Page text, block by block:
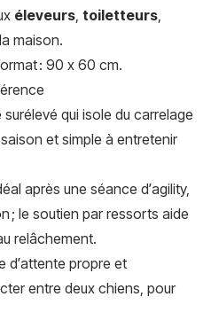
éleveurs, toiletteurs,
maison.
: 90 x 60 cm.
qui isole du carrelage
et simple à entretenir
après une séance d’agility,
; le soutien par ressorts aide
relâchement.
d’attente propre et
entre deux chiens, pour